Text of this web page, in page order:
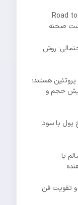
سریال قصه‌های جزیره؛ داستان و بازیگران Road to
روش
هستند؛
حجم و
با سود؛
با
تقویت فن